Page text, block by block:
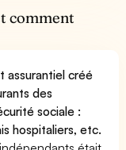
comment
assurantiel créé
des
sociale :
hospitaliers, etc.